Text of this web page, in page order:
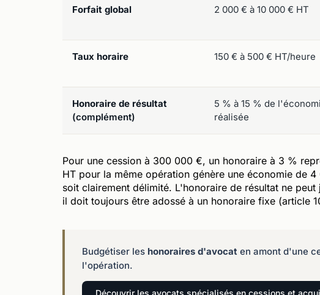
Forfait global 2 000 € à 10 000 € HT
Taux horaire 150 € à 500 € HT/heure
Honoraire de résultat
(complément)
5 % à 15 % de
réalisée
Pour une cession à 300 000 €, un honoraire à 3 %
HT pour la même opération génère une économie de
soit clairement délimité. L'honoraire de résultat ne
il doit toujours être adossé à un honoraire fixe (article
Budgétiser les honoraires d'avocat en amont d'une
l'opération.